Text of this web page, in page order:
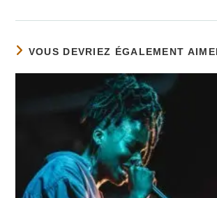
VOUS DEVRIEZ ÉGALEMENT